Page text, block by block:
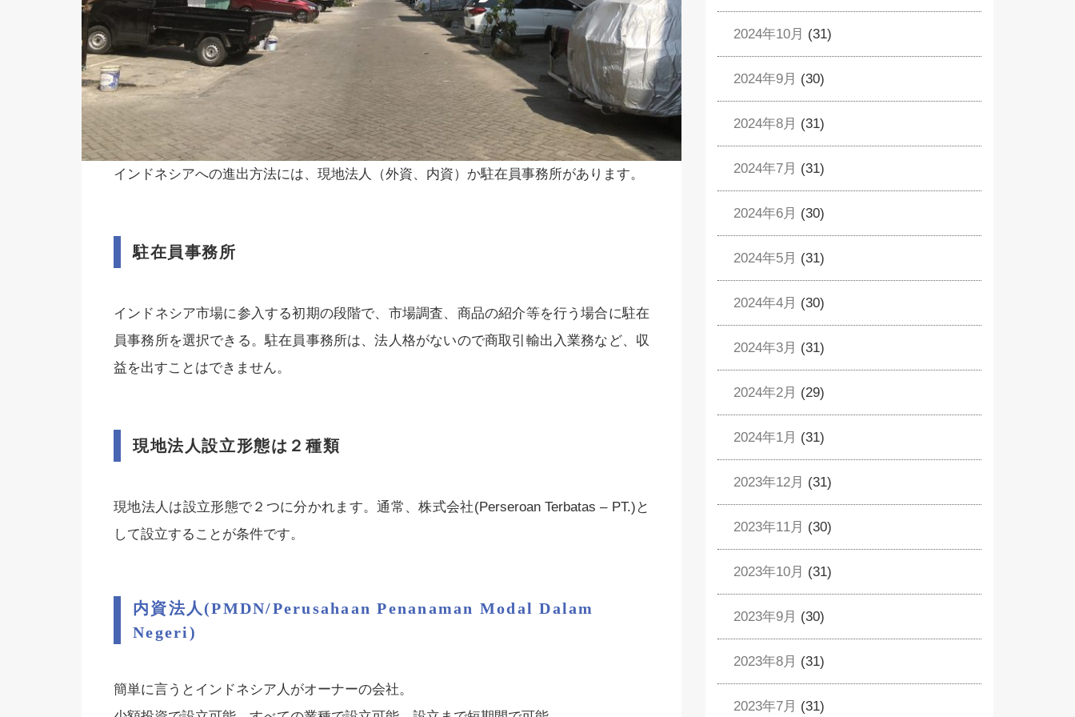
インドネシアへの進出方法には、現地法人（外資、内資）か駐在員事務所があります。
駐在員事務所
インドネシア市場に参入する初期の段階で、市場調査、商品の紹介等を行う場合に駐在
員事務所を選択できる。駐在員事務所は、法人格がないので商取引輸出入業務など、収
益を出すことはできません。
現地法人設立形態は２種類
現地法人は設立形態で２つに分かれます。通常、株式会社(Perseroan Terbatas – PT.)と
して設立することが条件です。
内資法人(PMDN/Perusahaan Penanaman Modal Dalam
Negeri)
簡単に言うとインドネシア人がオーナーの会社。
2024年10月 (31)
2024年9月 (30)
2024年8月 (31)
2024年7月 (31)
2024年6月 (30)
2024年5月 (31)
2024年4月 (30)
2024年3月 (31)
2024年2月 (29)
2024年1月 (31)
2023年12月 (31)
2023年11月 (30)
2023年10月 (31)
2023年9月 (30)
2023年8月 (31)
2023年7月 (31)